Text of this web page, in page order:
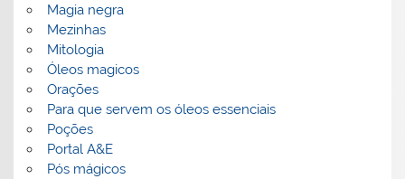
Magia negra
Mezinhas
Mitologia
Óleos magicos
Orações
Para que servem os óleos essenciais
Poções
Portal A&E
Pós mágicos